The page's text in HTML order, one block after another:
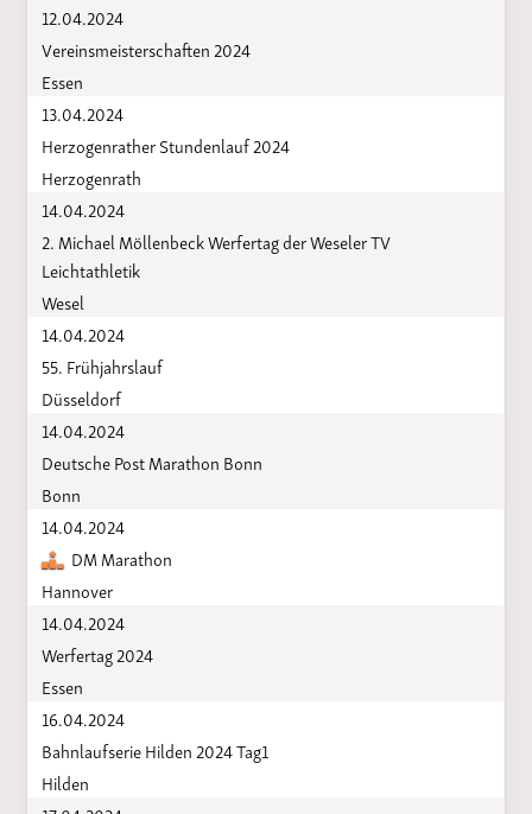
12.04.2024
Vereinsmeisterschaften 2024
Essen
13.04.2024
Herzogenrather Stundenlauf 2024
Herzogenrath
14.04.2024
2. Michael Möllenbeck Werfertag der Weseler TV
Leichtathletik
Wesel
14.04.2024
55. Frühjahrslauf
Düsseldorf
14.04.2024
Deutsche Post Marathon Bonn
Bonn
14.04.2024
DM Marathon
Hannover
14.04.2024
Werfertag 2024
Essen
16.04.2024
Bahnlaufserie Hilden 2024 Tag1
Hilden